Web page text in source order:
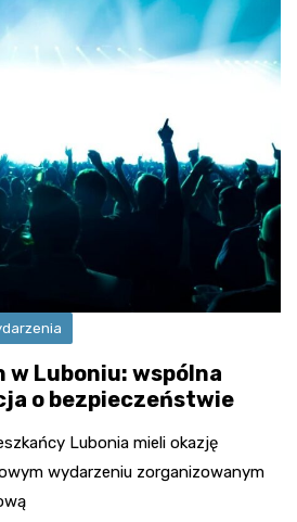
Luboniu: wspólna
o bezpieczeństwie
Lubonia mieli okazję
wydarzeniu zorganizowanym